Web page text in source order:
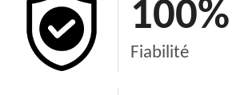
100%
Fiabilité